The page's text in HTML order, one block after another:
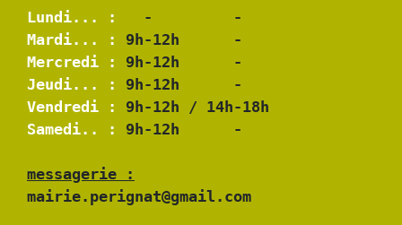
Lundi... :
Mardi... :
Mercredi :
Jeudi... :
Vendredi :
Samedi.. :
9h-12h      -
messagerie :
mairie.perignat@gmail.com